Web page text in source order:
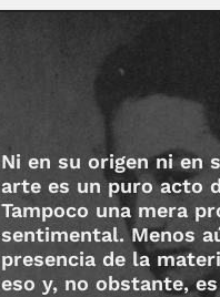
Ni en su origen ni en
arte es un puro acto
Tampoco una mera
sentimental. Menos
presencia de la
eso y, no obstante,